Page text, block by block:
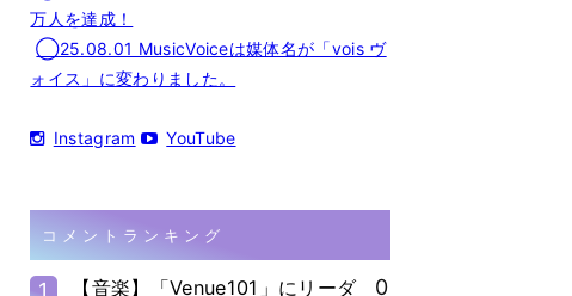
万人を達成！
◯25.08.01 MusicVoiceは媒体名が「vois ヴ
ォイス」に変わりました。
Instagram YouTube
コメントランキング
1
【音楽】「Venue101」にリーダ
0